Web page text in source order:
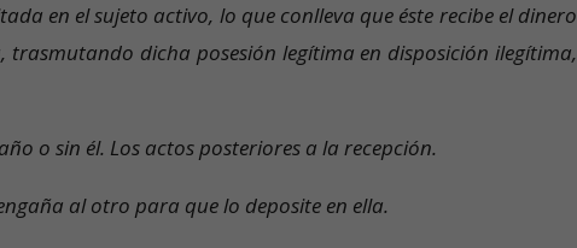
en el sujeto activo, lo que conlleva que éste recibe el dinero
dicha posesión legítima en disposición ilegítima,
o sin él. Los actos posteriores a la recepción.
al otro para que lo deposite en ella.